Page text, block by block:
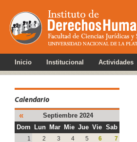
Inicio Institucional Actividades
Calendario
«
Septiembre 2024
Dom
Lun Mar Mie Jue Vie Sab
1 2 3 4 5 6
7